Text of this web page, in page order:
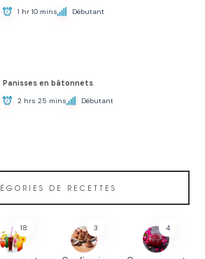
1 hr 10 mins Débutant
Panisses en bâtonnets
2 hrs 25 mins Débutant
DE RECETTES
18 3 4